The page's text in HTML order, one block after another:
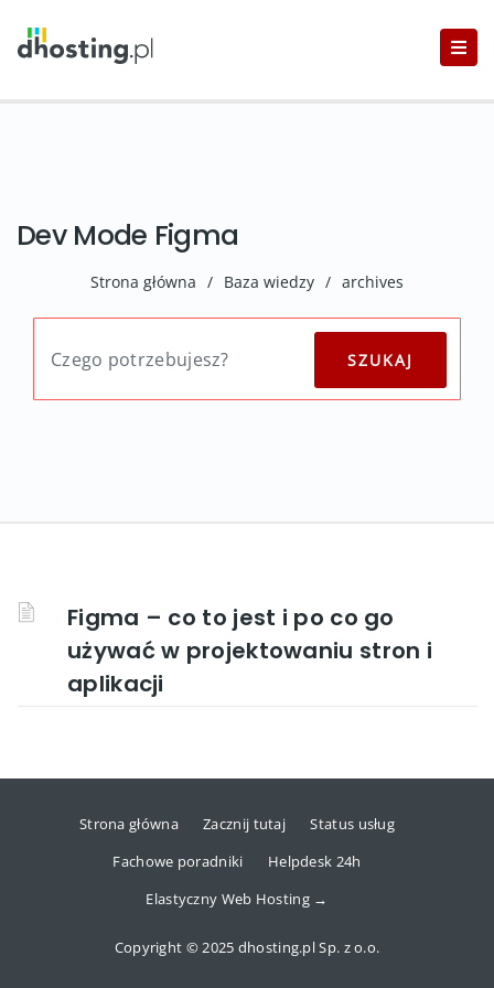
Dev Mode Figma
Strona główna / Baza wiedzy / archives
Figma – co to jest i po co go
używać w projektowaniu stron i
aplikacji
Strona główna Zacznij tutaj
Status usług
Fachowe poradniki
Helpdesk 24h
Elastyczny Web Hosting →
Copyright © 2025 dhosting.pl Sp. z o.o.